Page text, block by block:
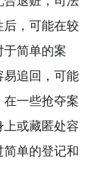
后，可能在较
简单的案
易追回，可能
一些抢夺案
或藏匿处容
单的登记和